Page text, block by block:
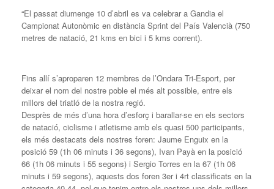
“El passat diumenge 10 d’abril es va celebrar a Gandia el
Campionat Autonòmic en distància Sprint del País Valencià (750
metres de natació, 21 kms en bici i 5 kms corrent).
Fins allí s’aproparen 12 membres de l’Ondara Tri-Esport, per
deixar el nom del nostre poble el més alt possible, entre els
millors del triatló de la nostra regió.
Desprès de més d’una hora d’esforç i barallar-se en els sectors
de natació, ciclisme i atletisme amb els quasi 500 participants,
els més destacats dels nostres foren: Jaume Enguix en la
posició 59 (1h 06 minuts i 36 segons), Ivan Payà en la posició
66 (1h 06 minuts i 55 segons) i Sergio Torres en la 67 (1h 06
minuts i 59 segons), aquests dos foren 3er i 4rt classificats en la